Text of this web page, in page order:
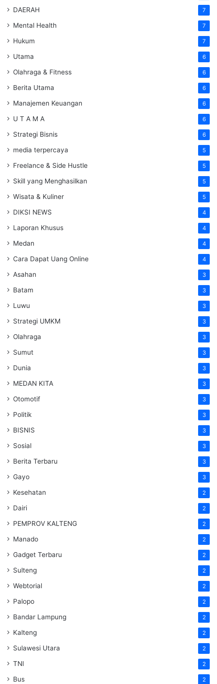
DAERAH 7
Mental Health 7
Hukum 7
Utama 6
Olahraga & Fitness 6
Berita Utama 6
Manajemen Keuangan 6
U T A M A 6
Strategi Bisnis 6
media terpercaya 5
Freelance & Side Hustle 5
Skill yang Menghasilkan 5
Wisata & Kuliner 5
DIKSI NEWS 4
Laporan Khusus 4
Medan 4
Cara Dapat Uang Online 4
Asahan 3
Batam 3
Luwu 3
Strategi UMKM 3
Olahraga 3
Sumut 3
Dunia 3
MEDAN KITA 3
Otomotif 3
Politik 3
BISNIS 3
Sosial 3
Berita Terbaru 3
Gayo 3
Kesehatan 2
Dairi 2
PEMPROV KALTENG 2
Manado 2
Gadget Terbaru 2
Sulteng 2
Webtorial 2
Palopo 2
Bandar Lampung 2
Kalteng 2
Sulawesi Utara 2
TNI 2
Bus 2